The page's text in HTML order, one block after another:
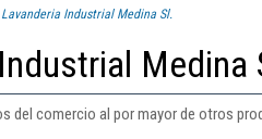
Lavanderia Industrial Medina Sl.
Medina
del comercio al por mayor de otros